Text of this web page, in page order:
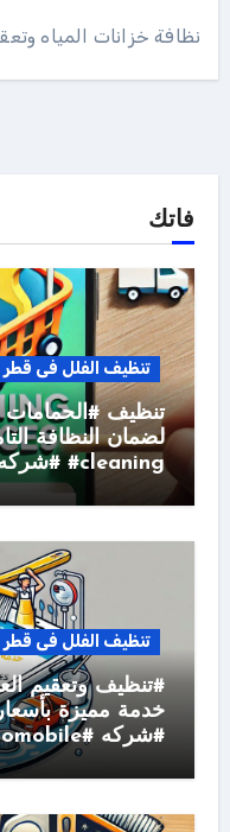
نظافة خزانات المياه
فاتك
تنظيف الفلل فى قطر
تنظيف
#cleaning #شركه #تنظيف
تنظيف الفلل فى قطر
#تنظيف وتعقيم
#شركه #cleaning #automobile